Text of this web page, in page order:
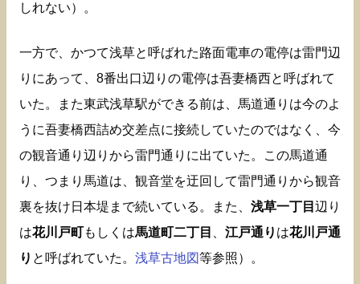
しれない）。
一方で、かつて浅草と呼ばれた路面電車の電停は雷門辺
りにあって、8番出口辺りの電停は吾妻橋西と呼ばれて
いた。また東武浅草駅ができる前は、馬道通りは今のよ
うに吾妻橋西詰め交差点に接続していたのではなく、今
の観音通り辺りから雷門通りに出ていた。この馬道通
り、つまり馬道は、観音堂を迂回して雷門通りから観音
裏を抜け日本堤まで続いている。また、 浅草一丁目 辺り
は花川戸町もしくは馬道町二丁目 江戸通り は花川戸通
り と呼ばれていた。 浅草古地図等参照）。